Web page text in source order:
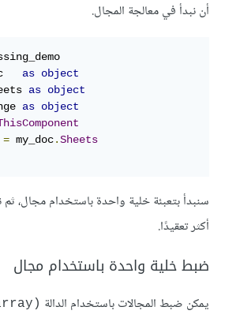
أن نبدأ في معالجة المجال.
as object
as object
as object
= my_doc.Sheets
سنبدأ بتعبئة خلية واحدة باستخدام مجال،
أكثر تعقيدًا.
ضبط خلية واحدة باستخدام مجال
يمكن ضبط المجالات باستخدام الدالة